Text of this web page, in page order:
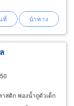
สติก ฟองน้ำถูตัวเด็ก